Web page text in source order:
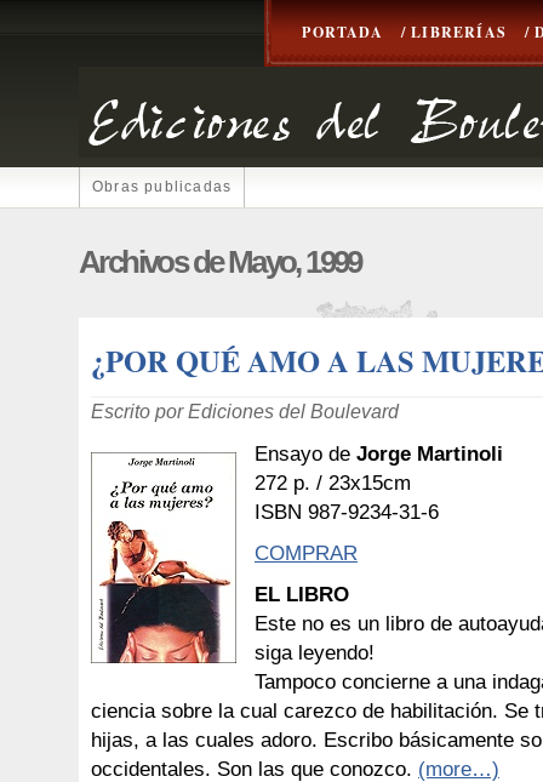
PORTADA / LIBRERÍAS /
Obras publicadas
Archivos de Mayo, 1999
¿POR QUÉ AMO A LAS
Escrito por Ediciones del Boulevard
Ensayo de Jorge Martinoli
272 p. / 23x15cm
ISBN 987-9234-31-6
COMPRAR
EL LIBRO
Este no es un libro de
siga leyendo!
Tampoco concierne a una
ciencia sobre la cual carezco de habilitación. Se
hijas, a las cuales adoro. Escribo básicamente
occidentales. Son las que conozco. (more…)